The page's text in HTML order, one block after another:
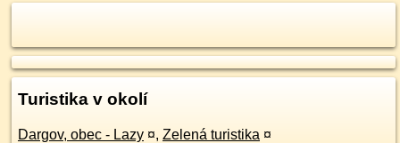
Turistika v okolí
Dargov, obec - Lazy ¤, Zelená turistika ¤